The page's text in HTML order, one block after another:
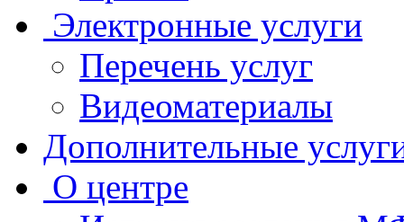
Электронные услуги
Перечень услуг
Видеоматериалы
Дополнительные
О центре